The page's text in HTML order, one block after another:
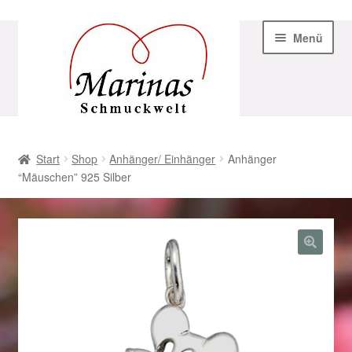
Navigation
Menü
AGB
Beispiel-Seite
Geschenke zu Ostern 2023
Geschenke zu Ostern 2024
Start Shop Anhänger/ Einhänger
Anhänger
“Mäuschen” 925 Silber